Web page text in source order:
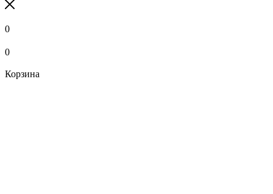
0
0
Корзина